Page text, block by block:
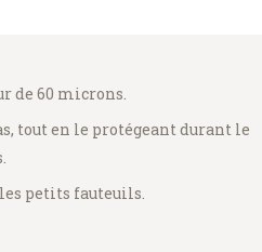
de 60 microns.
tout en le protégeant durant le
petits fauteuils.